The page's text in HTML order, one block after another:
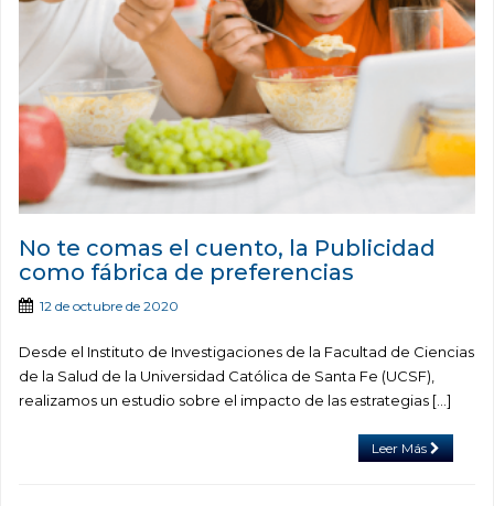
No te comas el cuento, la Publicidad
como fábrica de preferencias
12 de octubre de 2020
Desde el Instituto de Investigaciones de la Facultad de Ciencias
de la Salud de la Universidad Católica de Santa Fe (UCSF),
realizamos un estudio sobre el impacto de las estrategias […]
Leer Más